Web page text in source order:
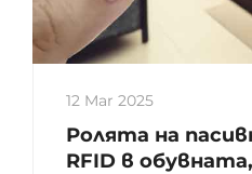
12 Mar 2025
Ролята на
RFID в